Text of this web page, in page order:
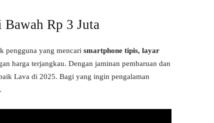
Rp 3 Juta
pengguna yang mencari smartphone tipis, layar
harga terjangkau. Dengan jaminan pembaruan dan
Lava di 2025. Bagi yang ingin pengalaman